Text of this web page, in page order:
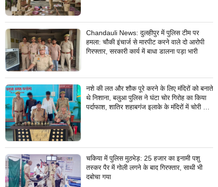
Chandauli News: दुलहीपुर में पुलिस टीम पर
हमला: चौकी इंचार्ज से मारपीट करने वाले दो आरोपी
गिरफ्तार, सरकारी कार्य में बाधा डालना पड़ा भारी
नशे की लत और शौक पूरे करने के लिए मंदिरों को बनाते
थे निशाना, बलुआ पुलिस ने घंटा चोर गिरोह का किया
पर्दाफाश, शातिर शहाबगंज इलाके के मंदिरों में चोरी की
चकिया में पुलिस मुठभेड़: 25 हजार का इनामी पशु
तस्कर पैर में गोली लगने के बाद गिरफ्तार, साथी भी
दबोचा गया